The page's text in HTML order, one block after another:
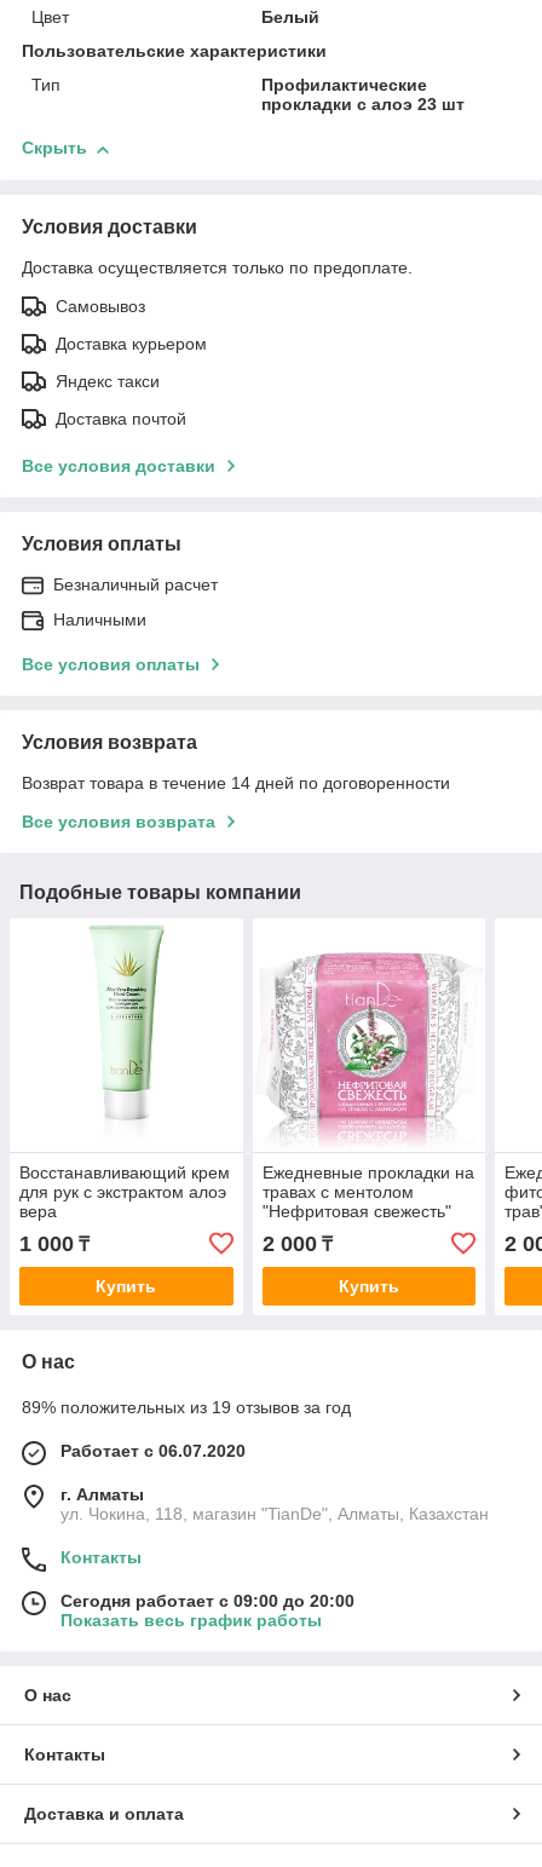
Цвет
Белый
Пользовательские характеристики
Тип
Профилактические
прокладки с алоэ 23 шт
Скрыть
Условия доставки
Доставка осуществляется только по предоплате.
Самовывоз
Доставка курьером
Яндекс такси
Доставка почтой
Все условия доставки
Условия оплаты
Безналичный расчет
Наличными
Все условия оплаты
Условия возврата
Возврат товара в течение 14 дней по договоренности
Все условия возврата
Подобные товары компании
Восстанавливающий крем
для рук с экстрактом алоэ
вера
1 000 ₸
Купить
Ежедневные прокладки на
травах с ментолом
"Нефритовая свежесть"
2 000₸
Купить
2
О нас
89% положительных из 19 отзывов за год
Работает с 06.07.2020
г. Алматы
ул. Чокина, 118, магазин "TianDe", Алматы, Казахстан
Контакты
Сегодня работает с 09:00 до 20:00
Показать весь график работы
О нас
Контакты
Доставка и оплата